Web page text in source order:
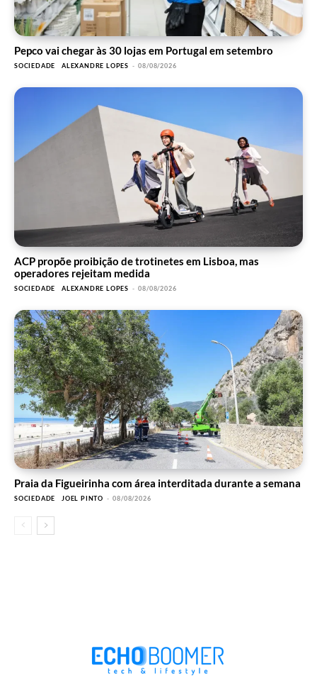
Pepco vai chegar às 30 lojas em Portugal em setembro
SOCIEDADE ALEXANDRE LOPES - 08/08/2026
ACP propõe proibição de trotinetes em Lisboa, mas
operadores rejeitam medida
SOCIEDADE ALEXANDRE LOPES - 08/08/2026
Praia da Figueirinha com área interditada durante a semana
SOCIEDADE JOEL PINTO - 08/08/2026